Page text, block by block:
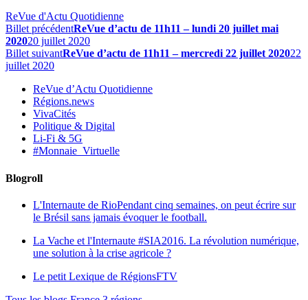
ReVue d'Actu Quotidienne
Billet précédentReVue d’actu de 11h11 – lundi 20 juillet mai
202020 juillet 2020
Billet suivantReVue d’actu de 11h11 – mercredi 22 juillet 202022
juillet 2020
ReVue d’Actu Quotidienne
Régions.news
VivaCités
Politique & Digital
Li-Fi & 5G
#Monnaie_Virtuelle
Blogroll
L'Internaute de RioPendant cinq semaines, on peut écrire sur
le Brésil sans jamais évoquer le football.
La Vache et l'Internaute #SIA2016. La révolution numérique,
une solution à la crise agricole ?
Le petit Lexique de RégionsFTV